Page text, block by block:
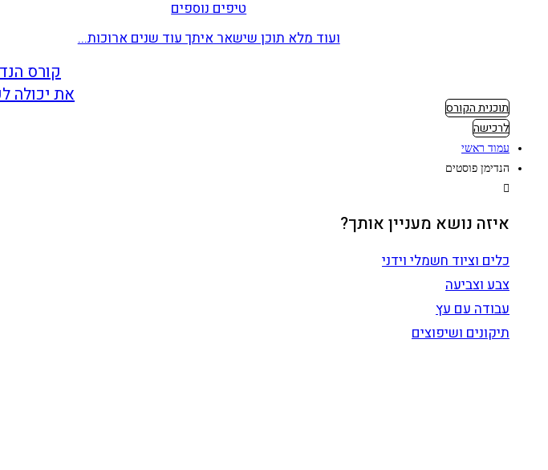
טיפים נוספים
ועוד מלא תוכן שישאר איתך עוד שנים ארוכות...
קורס
את יכולה
תוכנית הקורס
לרכישה
עמוד ראשי
הנדימן פוסטים
איזה נושא מעניין אותך?
כלים וציוד חשמלי וידני
צבע וצביעה
עבודה עם עץ
תיקונים ושיפוצים